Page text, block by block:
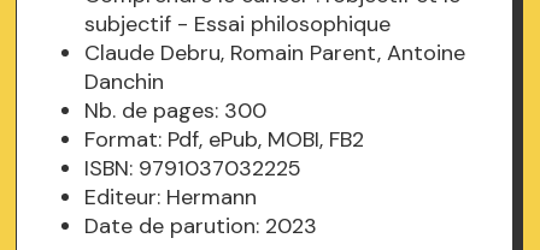
subjectif - Essai philosophique
Claude Debru, Romain Parent, Antoine
Danchin
Nb. de pages: 300
Format: Pdf, ePub, MOBI, FB2
ISBN: 9791037032225
Editeur: Hermann
Date de parution: 2023